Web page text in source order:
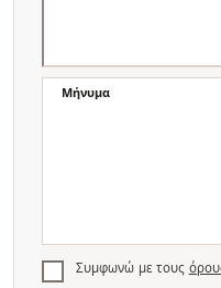
Μήνυμα
Συμφωνώ με τους